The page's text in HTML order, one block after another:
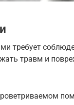
требует
травм и